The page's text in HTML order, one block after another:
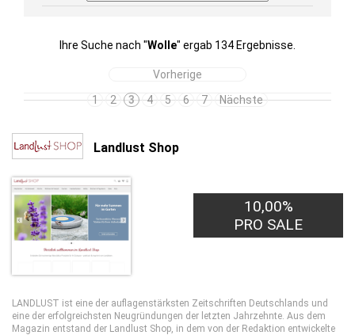
Ihre Suche nach "Wolle" ergab 134 Ergebnisse.
Vorherige
1
2 3 4 5 6 7 Nächste
Landlust Shop
10,00%
PRO SALE
LANDLUST ist eine der auflagenstärksten Zeitschriften Deutschlands und
eine der erfolgreichsten Neugründungen der letzten Jahrzehnte. Aus dem
Magazin entstand der Landlust Shop, in dem von der Redaktion entwickelte